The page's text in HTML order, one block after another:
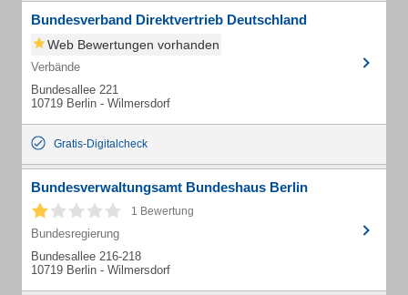
Bundesverband Direktvertrieb Deutschland
Web Bewertungen vorhanden
Verbände
Bundesallee 221
10719 Berlin - Wilmersdorf
Gratis-Digitalcheck
Bundesverwaltungsamt Bundeshaus Berlin
1 Bewertung
Bundesregierung
Bundesallee 216-218
10719 Berlin - Wilmersdorf